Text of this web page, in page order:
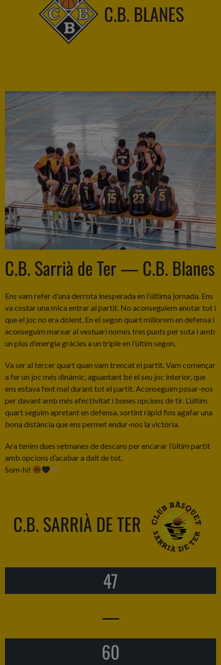
C.B. BLANES
C.B. Sarrià de Ter — C.B. Blanes
Ens vam refer d’una derrota inesperada en l’última jornada. Ens
va costar una mica entrar al partit. No aconseguíem anotar tot i
que el joc no era dolent. En el segon quart millorem en defensa i
aconseguim marxar al vestuari només tres punts per sota i amb
un plus d’energia gràcies a un triple en l’últim segon.
Va ser al tercer quart quan vam trencat el partit. Vam començar
a fer un joc més dinàmic, aguantant bé el seu joc interior, que
ens estava fent mal durant tot el partit. Aconseguim posar-nos
per davant amb més efectivitat i bones opcions de tir. L’últim
quart seguim apretant en defensa, sortint ràpid fins agafar una
bona distància que ens permet endur-nos la victòria.
Ara tenim dues setmanes de descans per encarar l’últim partit
amb opcions d’acabar a dalt de tot.
Som-hi!
C.B. SARRIÀ DE TER
47
—
60